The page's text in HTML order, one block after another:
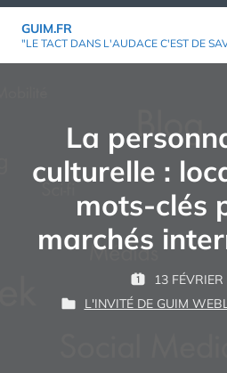
Aller
GUIM.FR
"LE TACT DANS L'AUDACE C'EST DE
La
culturelle :
mots-clés
marchés
P
U
13
P
L'INVITÉ DE GUIM